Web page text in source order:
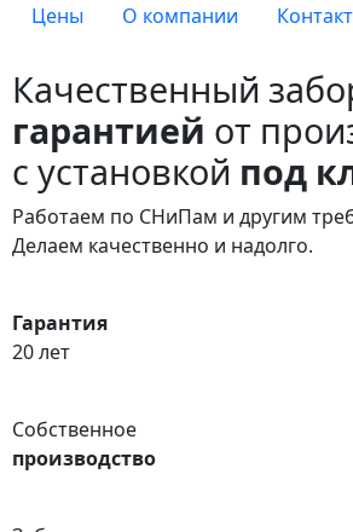
Цены
О компании
Качественный
гарантией от
с установкой под
Работаем по СНиПам и другим
Делаем качественно и надолго.
Гарантия
20 лет
Собственное
производство